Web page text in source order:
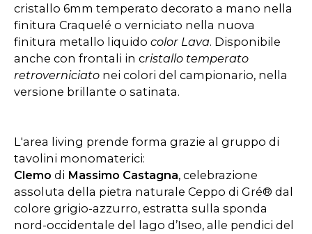
cristallo 6mm temperato decorato a mano nella
finitura Craquelé o verniciato nella nuova
finitura metallo liquido color Lava. Disponibile
anche con frontali in cristallo temperato
retroverniciato nei colori del campionario, nella
versione brillante o satinata.
L'area living prende forma grazie al gruppo di
tavolini monomaterici:
Clemo di Massimo Castagna, celebrazione
assoluta della pietra naturale Ceppo di Gré® dal
colore grigio-azzurro, estratta sulla sponda
nord-occidentale del lago d’Iseo, alle pendici del